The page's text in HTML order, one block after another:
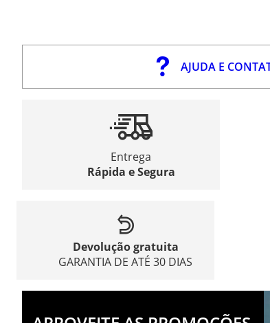
AJUDA E
Entrega
Rápida e Segura
Devolução gratuita
GARANTIA DE ATÉ 30 DIAS